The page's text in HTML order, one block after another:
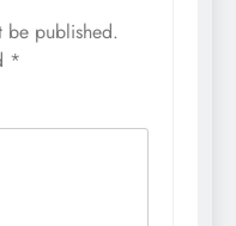
be published.
*